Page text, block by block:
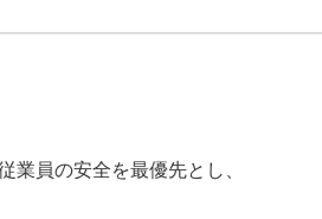
業員の安全を最優先とし、